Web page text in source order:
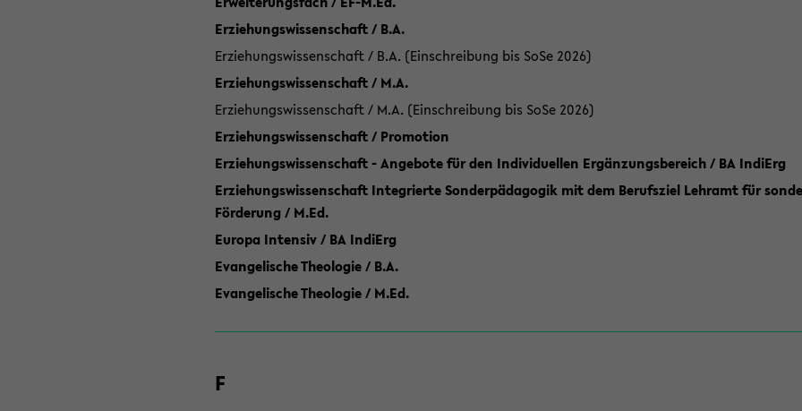
Erziehungswissenschaft / B.A.
Erziehungswissenschaft / B.A. (Einschreibung bis SoSe 2026)
Erziehungswissenschaft / M.A.
Erziehungswissenschaft / M.A. (Einschreibung bis SoSe 2026)
Erziehungswissenschaft / Promotion
Erziehungswissenschaft - Angebote für den Individuellen Ergänzungsbereich / BA IndiErg
Erziehungswissenschaft Integrierte Sonderpädagogik mit dem Berufsziel Lehramt für
Förderung / M.Ed.
Europa Intensiv / BA IndiErg
Evangelische Theologie / B.A.
Evangelische Theologie / M.Ed.
F